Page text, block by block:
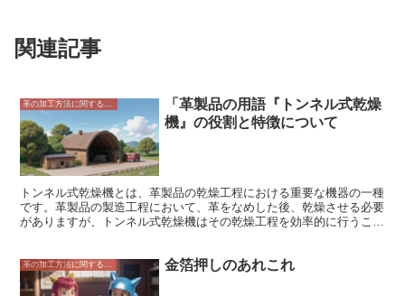
関連記事
「革製品の用語『トンネル式乾燥
機』の役割と特徴について
トンネル式乾燥機とは、革製品の乾燥工程における重要な機器の一種
です。革製品の製造工程において、革をなめした後、乾燥させる必要
がありますが、トンネル式乾燥機はその乾燥工程を効率的に行うこと
す。乾燥室には加熱装置や送風装置が備えられており、革製品に熱風
を当てることで乾燥させます。トンネル式乾燥機の乾燥温度や風量、
金箔押しのあれこれ